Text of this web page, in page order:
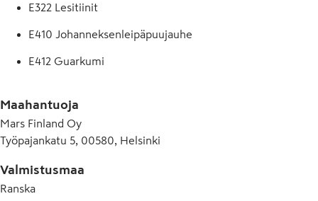
PISTAASIPÄHKINÄ, SAKSANPÄHKINÄT.
E322 Lesitiinit
E410 Johanneksenleipäpuujauhe
E412 Guarkumi
E471 Rasvahappojen mono- ja diglyseridit
Maahantuoja
Mars Finland Oy
Työpajankatu 5, 00580, Helsinki
Valmistusmaa
Ranska